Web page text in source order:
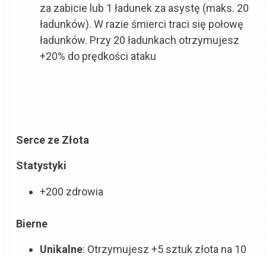
za zabicie lub 1 ładunek za asystę (maks. 20
ładunków). W razie śmierci traci się połowę
ładunków. Przy 20 ładunkach otrzymujesz
+20% do prędkości ataku
Serce ze Złota
Statystyki
+200 zdrowia
Bierne
Unikalne: Otrzymujesz +5 sztuk złota na 10